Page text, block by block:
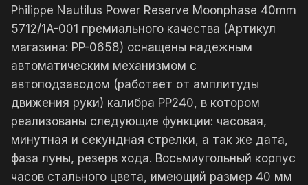
Philippe Nautilus Power Reserve Moonphase 40mm
5712/1A-001 премиального качества (Артикул
магазина: PP-0658) оснащены надежным
автоматическим механизмом с
автоподзаводом (работает от амплитуды
движения руки) калибра PP240, в котором
реализованы следующие функции: часовая,
минутная и секундная стрелки, а так же дата,
фаза луны, резерв хода. Восьмиугольный корпус
часов стального цвета, имеющий размер 40 мм